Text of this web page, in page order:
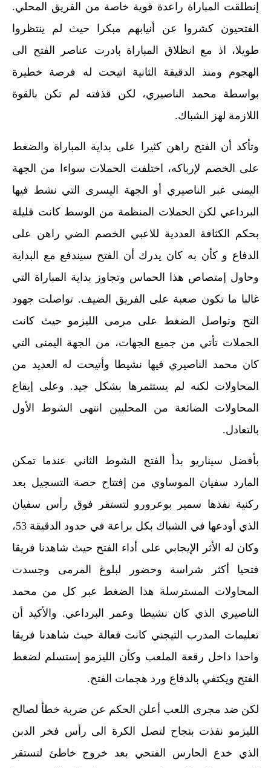
إنطلقت المباراة راعدة قوية خاصة من الفريق المحلي.
الفتحيون كشروا عن أنيابهم مبكرا حيث لم ينتظروا
طويلا، اذ مع انظلاق المباراة بادرت عناصر الفتح الى
الهجوم ومنذ الدقيقة الثانية اتيحت له فرصة خطيرة
بواسطة محمد الناصيري، لكن قذفته لم تكن بالقوة
اللازمة لهز الشباك.
وتأكد أن الفتح راهن كثيرا على بداية المباراة والضغط
على الخصم لإرباكه، اختلفت الحملات سواءا من الجهة
اليمنى عبر الناصيري أو الجهة اليسرى التي نشط فيها
البرداعي لكن الحملات المنظمة من الوسط كانت قليلة
بحكم الكثافة العددية للاعبي الخصم الضي راهن على
الدفاع و كأن به كان يدرك أن الفتح سيندفع مع البداية
وحاول إمتصاص هذا الحماس وتجاوز بداية المباراة التي
غالبا ما تكون صعبة على الفريق الضيف. تواصلت جهود
التح وتواصل الضغط على مرمى الليزمو حيث كانت
الحملات تأتي من جميع الجهات، من الجهة اليمنى التي
كان محمد الناصيري فيها نشيطا وأتيحت له العديد من
المحاولات لكنه لم يستثمرها بشكل جيد. وعلى إيقاع
المحاولات الضائعة من المحليين انتهى الشوط الأول
بالتعادل.
بأفضل سيناريو بدأ الفتح الشوط الثاني عندما تمكن
المارد سفيان الموساوي من إفتتاح حصة التسجيل بعد
ركنية نفذها سمير بوعرورو لتستقر فوق رأس سفيان
الذي أودعها في الشباك بكل براعة في حدود الدقيقة 53،
وكان له الأثر الإيجابي على أداء الفتح حيث شاهدنا فريقا
فتحيا أكثر شراسة وحضور لبلوغ المرمى وجسدت
المحاولات المسترسلة هذا الضغط عبر كل من محمد
الناصيري الذي كان نشيطا وعمر البرداعي. والأكيد أن
تعليمات المدرب التيجني كانت فعالة حيث شاهدنا فريقا
واحدا داخل رقعة الملعب وكأن الليزمو إستسلم لضغط
الفتح ويكتفي بالدفاع ورد هجمات الفتح.
لكن ضد مجرى اللعب أعلن الحكم عن ضربة خطأ لصالح
الليزمو نفذت بنجاح لتصل الكرة الى رأس فخر الدبن
الذي خدع الحارس الفتحي بعد خروج خاطئ لتستقر